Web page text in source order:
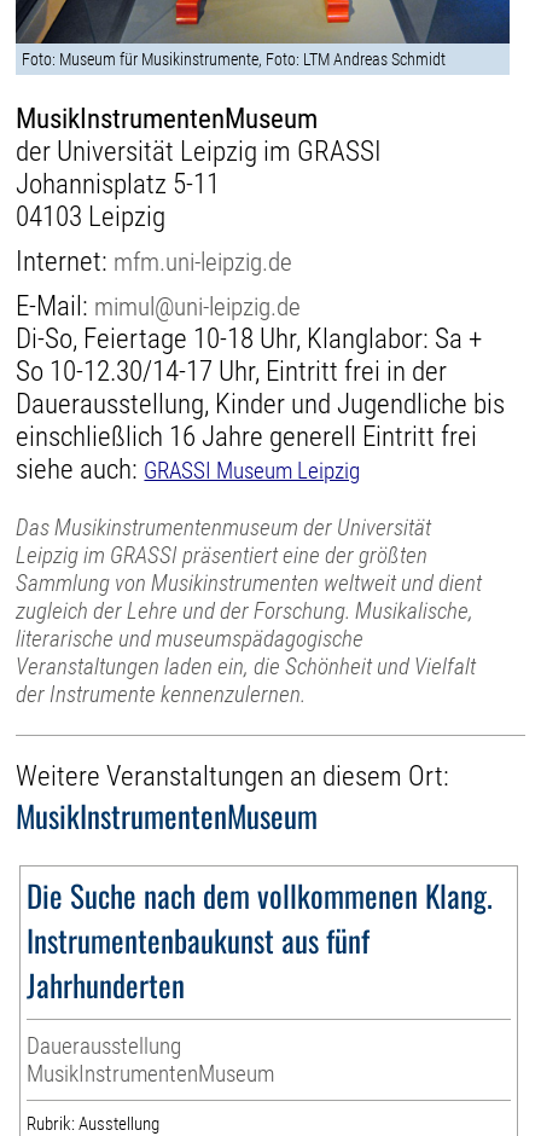
Foto: Museum für Musikinstrumente, Foto: LTM Andreas Schmidt
MusikInstrumentenMuseum
der Universität Leipzig im GRASSI
Johannisplatz 5-11
04103 Leipzig
Internet: mfm.uni-leipzig.de
E-Mail: mimul@uni-leipzig.de
Di-So, Feiertage 10-18 Uhr, Klanglabor: Sa +
So 10-12.30/14-17 Uhr, Eintritt frei in der
Dauerausstellung, Kinder und Jugendliche bis
einschließlich 16 Jahre generell Eintritt frei
siehe auch: GRASSI Museum Leipzig
Das Musikinstrumentenmuseum der Universität
Leipzig im GRASSI präsentiert eine der größten
Sammlung von Musikinstrumenten weltweit und dient
zugleich der Lehre und der Forschung. Musikalische,
literarische und museumspädagogische
Veranstaltungen laden ein, die Schönheit und Vielfalt
der Instrumente kennenzulernen.
Weitere Veranstaltungen an diesem Ort:
MusikInstrumentenMuseum
Die Suche nach dem vollkommenen Klang.
Instrumentenbaukunst aus fünf
Jahrhunderten
Dauerausstellung
MusikInstrumentenMuseum
Rubrik: Ausstellung